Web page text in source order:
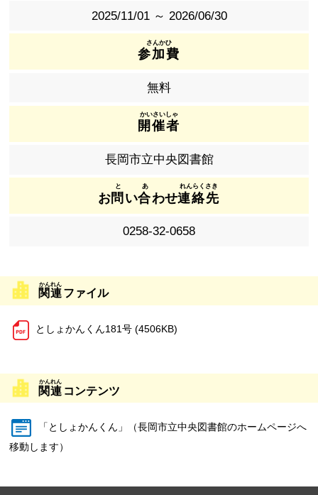
2025/11/01 ～ 2026/06/30
参加費
無料
開催者
長岡市立中央図書館
お問 い合わせ連絡先
0258-32-0658
関連ファイル
としょかんくん181号 (4506KB)
関連 コンテンツ
「としょかんくん」（長岡市立中央図書館のホームページへ
移動します）